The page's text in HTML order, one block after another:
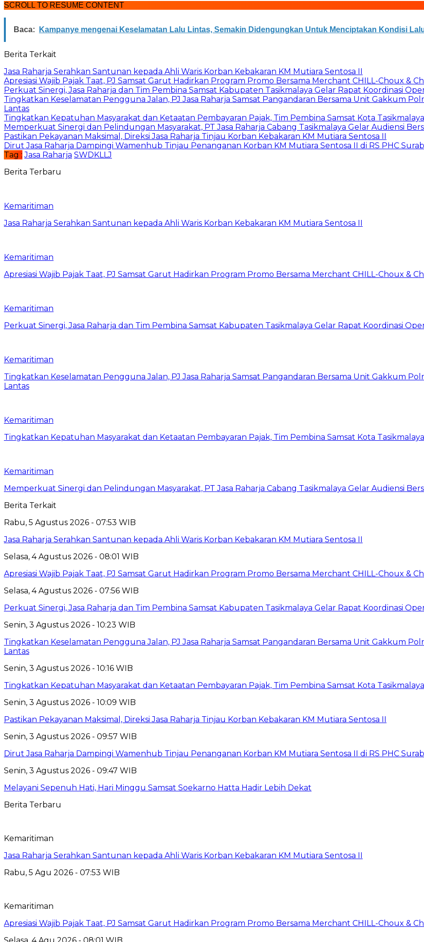
SCROLL TO RESUME CONTENT
Baca: Kampanye mengenai Keselamatan Lalu Lintas, Semakin Didengungkan Untuk Menciptakan Kondisi
Berita Terkait
Jasa Raharja Serahkan Santunan kepada Ahli Waris Korban Kebakaran KM Mutiara Sentosa II
Apresiasi Wajib Pajak Taat, PJ Samsat Garut Hadirkan Program Promo Bersama Merchant CHILL-Choux &
Perkuat Sinergi, Jasa Raharja dan Tim Pembina Samsat Kabupaten Tasikmalaya Gelar Rapat Koordinasi
Tingkatkan Keselamatan Pengguna Jalan, PJ Jasa Raharja Samsat Pangandaran Bersama Unit Gakkum
Lantas
Tingkatkan Kepatuhan Masyarakat dan Ketaatan Pembayaran Pajak, Tim Pembina Samsat Kota
Memperkuat Sinergi dan Pelindungan Masyarakat, PT Jasa Raharja Cabang Tasikmalaya Gelar Audiensi
Pastikan Pekayanan Maksimal, Direksi Jasa Raharja Tinjau Korban Kebakaran KM Mutiara Sentosa II
Dirut Jasa Raharja Dampingi Wamenhub Tinjau Penanganan Korban KM Mutiara Sentosa II di RS PHC
Tag : Jasa Raharja SWDKLLJ
Berita Terbaru
Kemaritiman
Jasa Raharja Serahkan Santunan kepada Ahli Waris Korban Kebakaran KM Mutiara Sentosa II
Kemaritiman
Apresiasi Wajib Pajak Taat, PJ Samsat Garut Hadirkan Program Promo Bersama Merchant CHILL-Choux &
Kemaritiman
Perkuat Sinergi, Jasa Raharja dan Tim Pembina Samsat Kabupaten Tasikmalaya Gelar Rapat Koordinasi
Kemaritiman
Tingkatkan Keselamatan Pengguna Jalan, PJ Jasa Raharja Samsat Pangandaran Bersama Unit Gakkum
Lantas
Kemaritiman
Tingkatkan Kepatuhan Masyarakat dan Ketaatan Pembayaran Pajak, Tim Pembina Samsat Kota
Kemaritiman
Memperkuat Sinergi dan Pelindungan Masyarakat, PT Jasa Raharja Cabang Tasikmalaya Gelar Audiensi
Berita Terkait
Rabu, 5 Agustus 2026 - 07:53 WIB
Jasa Raharja Serahkan Santunan kepada Ahli Waris Korban Kebakaran KM Mutiara Sentosa II
Selasa, 4 Agustus 2026 - 08:01 WIB
Apresiasi Wajib Pajak Taat, PJ Samsat Garut Hadirkan Program Promo Bersama Merchant CHILL-Choux &
Selasa, 4 Agustus 2026 - 07:56 WIB
Perkuat Sinergi, Jasa Raharja dan Tim Pembina Samsat Kabupaten Tasikmalaya Gelar Rapat Koordinasi
Senin, 3 Agustus 2026 - 10:23 WIB
Tingkatkan Keselamatan Pengguna Jalan, PJ Jasa Raharja Samsat Pangandaran Bersama Unit Gakkum
Lantas
Senin, 3 Agustus 2026 - 10:16 WIB
Tingkatkan Kepatuhan Masyarakat dan Ketaatan Pembayaran Pajak, Tim Pembina Samsat Kota
Senin, 3 Agustus 2026 - 10:09 WIB
Pastikan Pekayanan Maksimal, Direksi Jasa Raharja Tinjau Korban Kebakaran KM Mutiara Sentosa II
Senin, 3 Agustus 2026 - 09:57 WIB
Dirut Jasa Raharja Dampingi Wamenhub Tinjau Penanganan Korban KM Mutiara Sentosa II di RS PHC
Senin, 3 Agustus 2026 - 09:47 WIB
Melayani Sepenuh Hati, Hari Minggu Samsat Soekarno Hatta Hadir Lebih Dekat
Berita Terbaru
Kemaritiman
Jasa Raharja Serahkan Santunan kepada Ahli Waris Korban Kebakaran KM Mutiara Sentosa II
Rabu, 5 Agu 2026 - 07:53 WIB
Kemaritiman
Apresiasi Wajib Pajak Taat, PJ Samsat Garut Hadirkan Program Promo Bersama Merchant CHILL-Choux &